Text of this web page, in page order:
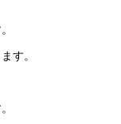
す。